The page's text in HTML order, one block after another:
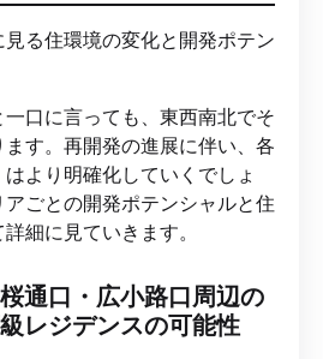
一口に言っても、東西南北でそ
す。再開発の進展に伴い、各
より明確化していくでしょ
ごとの開発ポテンシャルと住
細に見ていきます。
桜通口・広小路口周辺の
レジデンスの可能性